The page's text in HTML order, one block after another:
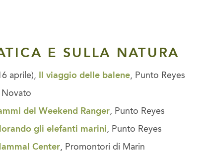
E SULLA NATURA
aprile), Il viaggio delle balene, Punto Reyes
Novato
del Weekend Ranger, Punto Reyes
gli elefanti marini, Punto Reyes
Center, Promontori di Marin